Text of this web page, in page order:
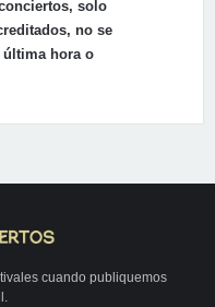
solo
no se
hora o
cuando publiquemos